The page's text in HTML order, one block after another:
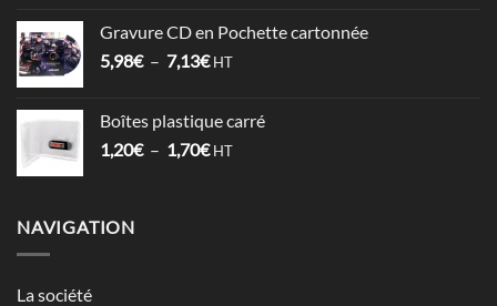
1,52€
à
Gravure CD en Pochette cartonnée
5,98€ – 7,13€Plage
5,98€
à
HT
Boîtes plastique carré
1,20€ – 1,70€Plage
HT
NAVIGATION
La société